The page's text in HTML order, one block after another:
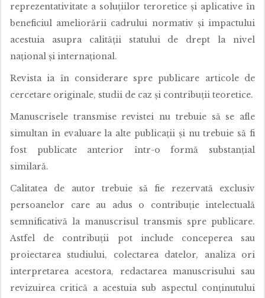
reprezentativitate a soluțiilor teroretice și aplicative în
beneficiul ameliorării cadrului normativ și impactului
acestuia asupra calității statului de drept la nivel
național și internațional.
Revista ia în considerare spre publicare articole de
cercetare originale, studii de caz și contribuții teoretice.
Manuscrisele transmise revistei nu trebuie să se afle
simultan în evaluare la alte publicații și nu trebuie să fi
fost publicate anterior într-o formă substanțial
similară.
Calitatea de autor trebuie să fie rezervată exclusiv
persoanelor care au adus o contribuție intelectuală
semnificativă la manuscrisul transmis spre publicare.
Astfel de contribuții pot include conceperea sau
proiectarea studiului, colectarea datelor, analiza ori
interpretarea acestora, redactarea manuscrisului sau
revizuirea critică a acestuia sub aspectul conținutului